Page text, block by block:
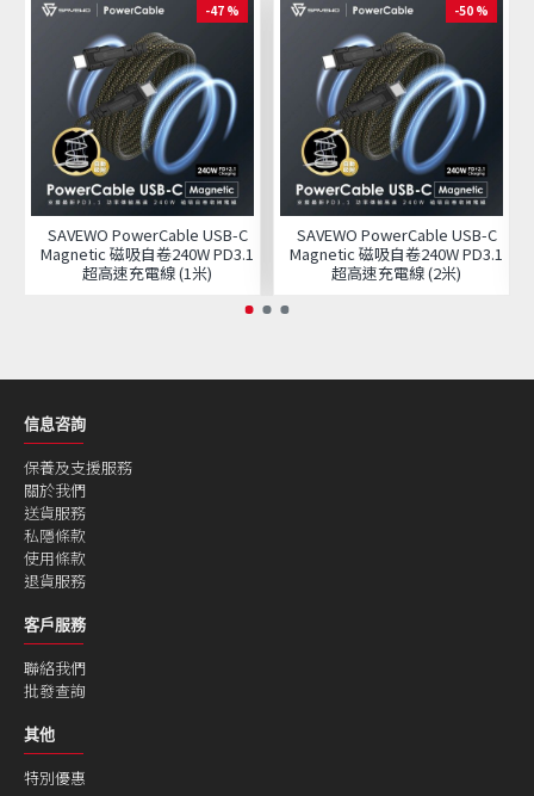
-47 %
SAVEWO PowerCable USB-C
Magnetic 磁吸自卷240W PD3.1
超高速充電線 (1米)
-50 %
SAVEWO PowerCable USB-C
Magnetic 磁吸自卷240W PD3.1
超高速充電線 (2米)
信息咨詢
保養及支援服務
關於我們
送貨服務
私隱條款
使用條款
退貨服務
客戶服務
聯絡我們
批發查詢
其他
特別優惠